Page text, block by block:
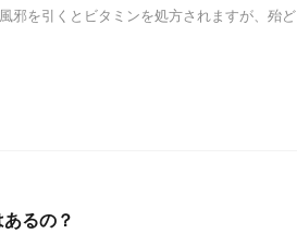
邪を引くとビタミンを処方されますが、殆ど
るの？